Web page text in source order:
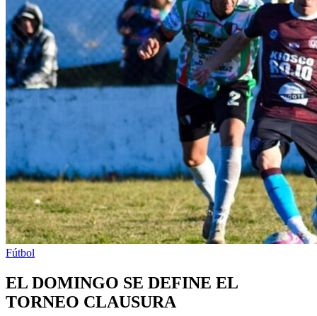
Fútbol
EL DOMINGO SE DEFINE EL
TORNEO CLAUSURA